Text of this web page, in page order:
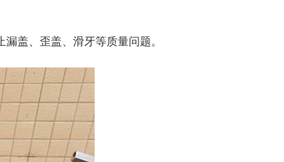
盖、歪盖、滑牙等质量问题。